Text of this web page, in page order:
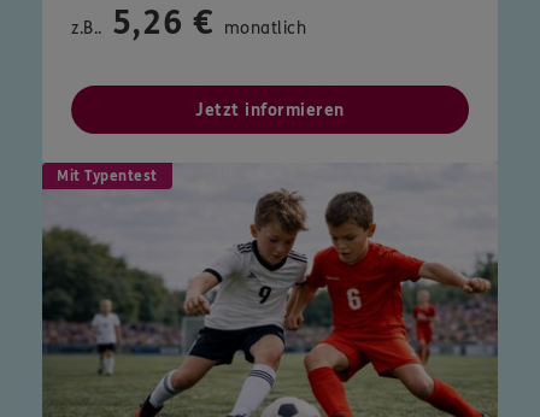
z.B.. 5,26 € monatlich
Jetzt informieren
Mit Typentest